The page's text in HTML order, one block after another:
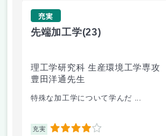
充実
先端加工学(23)
理工学研究科 生産環境工学専攻
豊田洋通先生
特殊な加工学について学んだ ...
充実 4